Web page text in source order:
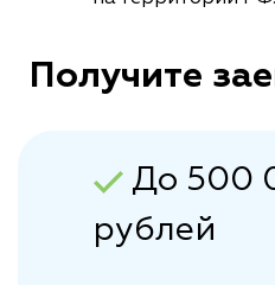
Получите
До 500
рублей